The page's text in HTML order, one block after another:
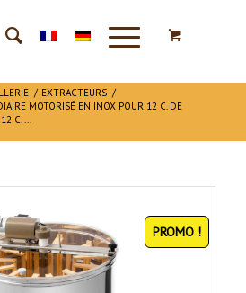
/ EXTRACTEURS /
MOTORISÉ EN INOX POUR 12 C. DE
C. ...
PROMO !